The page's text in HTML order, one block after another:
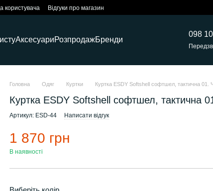
користувача Відгуки про магазин
АксесуариРозпродажБренди
098
Головна Одяг Куртки Куртка ESDY Softshell софтшел, тактична 01.
Куртка ESDY Softshell софтшел, тактична
Артикул: ESD-44 Написати відгук
1 870 грн
В наявності